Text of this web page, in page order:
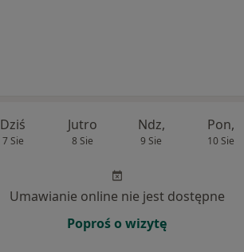
Dziś
7 Sie
Jutro
8 Sie
Ndz,
9 Sie
Pon,
10 Sie
Umawianie online nie jest dostępne
Poproś o wizytę